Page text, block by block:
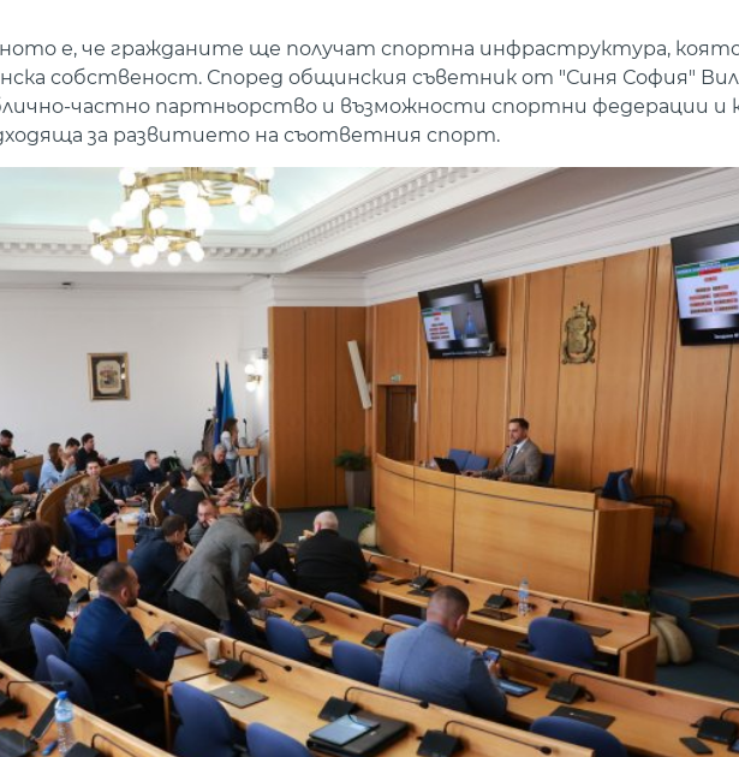
е, че гражданите ще получат спортна инфраструктура,
собственост. Според общинския съветник от "Синя София"
частно партньорство и възможности спортни федерации и
за развитието на съответния спорт.